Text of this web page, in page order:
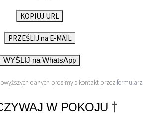
KOPIUJ URL
PRZEŚLIJ na E-MAIL
WYŚLIJ na WhatsApp
danych prosimy o kontakt przezformularz.
W POKOJU †